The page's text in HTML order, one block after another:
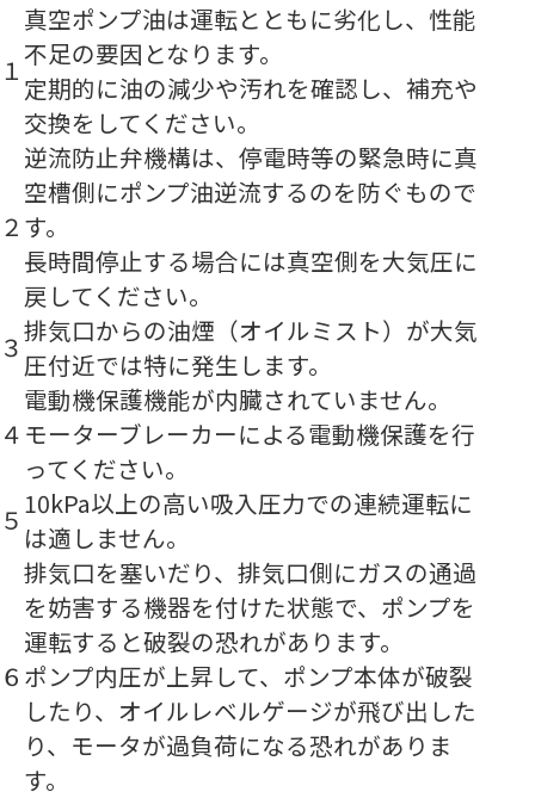
１
真空ポンプ油は運転とともに劣化し、性能
不足の要因となります。
定期的に油の減少や汚れを確認し、補充や
交換をしてください。
２
逆流防止弁機構は、停電時等の緊急時に真
空槽側にポンプ油逆流するのを防ぐもので
す。
長時間停止する場合には真空側を大気圧に
戻してください。
３排気口からの油煙（オイルミスト）が大気
圧付近では特に発生します。
４
電動機保護機能が内臓されていません。
モーターブレーカーによる電動機保護を行
ってください。
５ 10kPa以上の高い吸入圧力での連続運転に
は適しません。
６
排気口を塞いだり、排気口側にガスの通過
を妨害する機器を付けた状態で、ポンプを
運転すると破裂の恐れがあります。
ポンプ内圧が上昇して、ポンプ本体が破裂
したり、オイルレベルゲージが飛び出した
り、モータが過負荷になる恐れがありま
す。